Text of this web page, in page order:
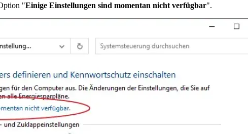
"Einige Einstellungen sind momentan nicht verfügbar".